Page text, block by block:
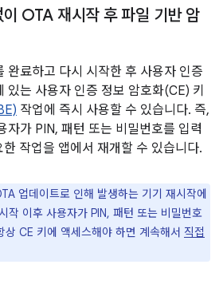
OTA 재시작 후 파일 기반 암
완료하고 다시 시작한 후 사용자 인증
있는 사용자 인증 정보 암호화(CE) 키
작업에 즉시 사용할 수 있습니다. 즉,
자가 PIN, 패턴 또는 비밀번호를 입력
작업을 앱에서 재개할 수 있습니다.
업데이트로 인해 발생하는 기기 재시작에
작 이후 사용자가 PIN, 패턴 또는 비밀번호
CE 키에 액세스해야 하면 계속해서 직접